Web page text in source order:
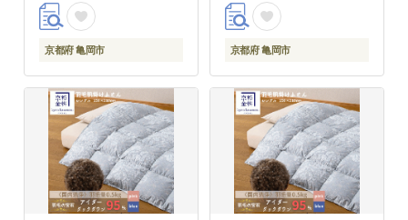
シルク コットン 肌触り
年中使える》
京都府 亀岡市 京都府 亀岡市